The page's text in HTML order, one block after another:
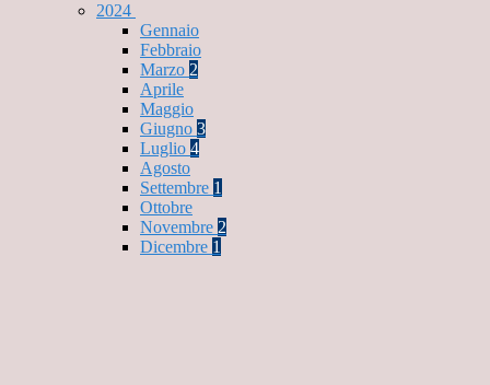
2024
Gennaio
Febbraio
Marzo 2
Aprile
Maggio
Giugno 3
Luglio 4
Agosto
Settembre 1
Ottobre
Novembre 2
Dicembre 1